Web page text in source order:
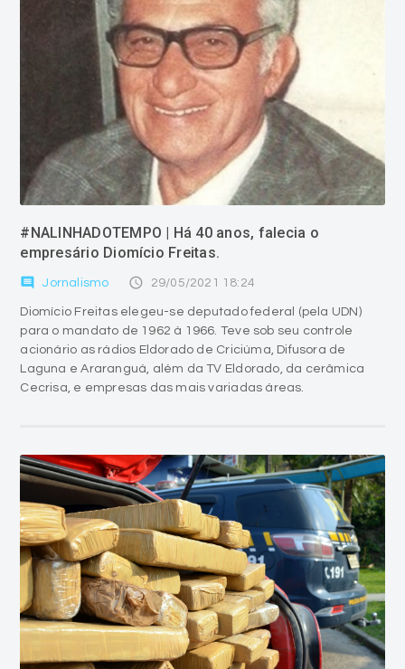
#NALINHADOTEMPO | Há 40 anos, falecia o
empresário Diomício Freitas.
comment Jornalismo access_time 29/05/2021 18:24
Diomício Freitas elegeu-se deputado federal (pela UDN)
para o mandato de 1962 à 1966. Teve sob seu controle
acionário as rádios Eldorado de Criciúma, Difusora de
Laguna e Araranguá, além da TV Eldorado, da cerâmica
Cecrisa, e empresas das mais variadas áreas.